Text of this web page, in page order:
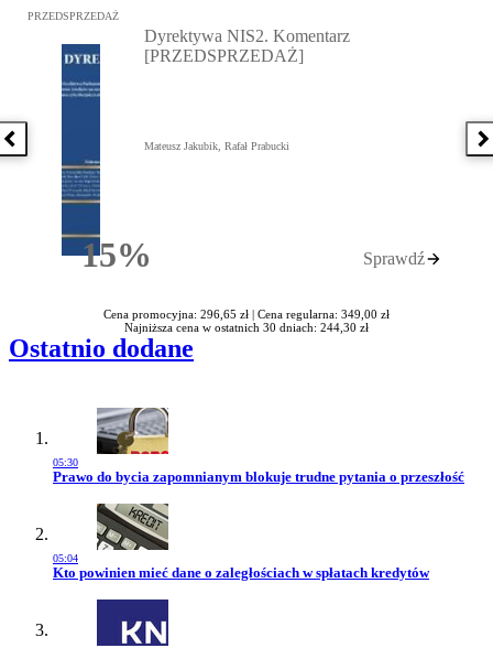
Poprzednia książka
Przejdź do: Dyrektywa NIS2. Komentarz [PRZEDSPRZEDAŻ],
PRZEDSPRZEDAŻ
15%Rabatu
Dyrektywa NIS2. Komentarz
[PRZEDSPRZEDAŻ]
Mateusz Jakubik, Rafał Prabucki
Sprawdź
Cena promocyjna: 296,65 zł | Cena regularna: 349,00 zł
Najniższa cena w ostatnich 30 dniach: 244,30 zł
Ostatnio dodane
05:30
Przejdź do artykułu:
Prawo do bycia zapomnianym blokuje trudne pytania o przeszłość
05:04
Przejdź do artykułu:
Kto powinien mieć dane o zaległościach w spłatach kredytów